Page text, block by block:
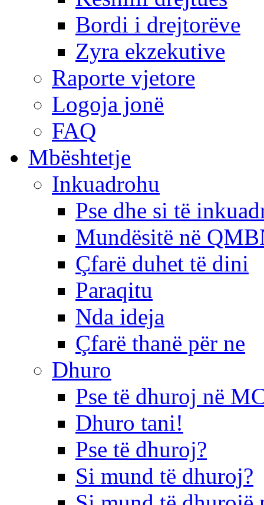
Bordi i drejtorëve
Zyra ekzekutive
Raporte vjetore
Logoja jonë
FAQ
Mbështetje
Inkuadrohu
Pse dhe si të
Mundësitë në
Çfarë duhet të dini
Paraqitu
Nda ideja
Çfarë thanë për ne
Dhuro
Pse të dhuroj në
Dhuro tani!
Pse të dhuroj?
Si mund të dhuroj?